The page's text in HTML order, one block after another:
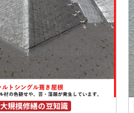
大規模修繕の豆知識